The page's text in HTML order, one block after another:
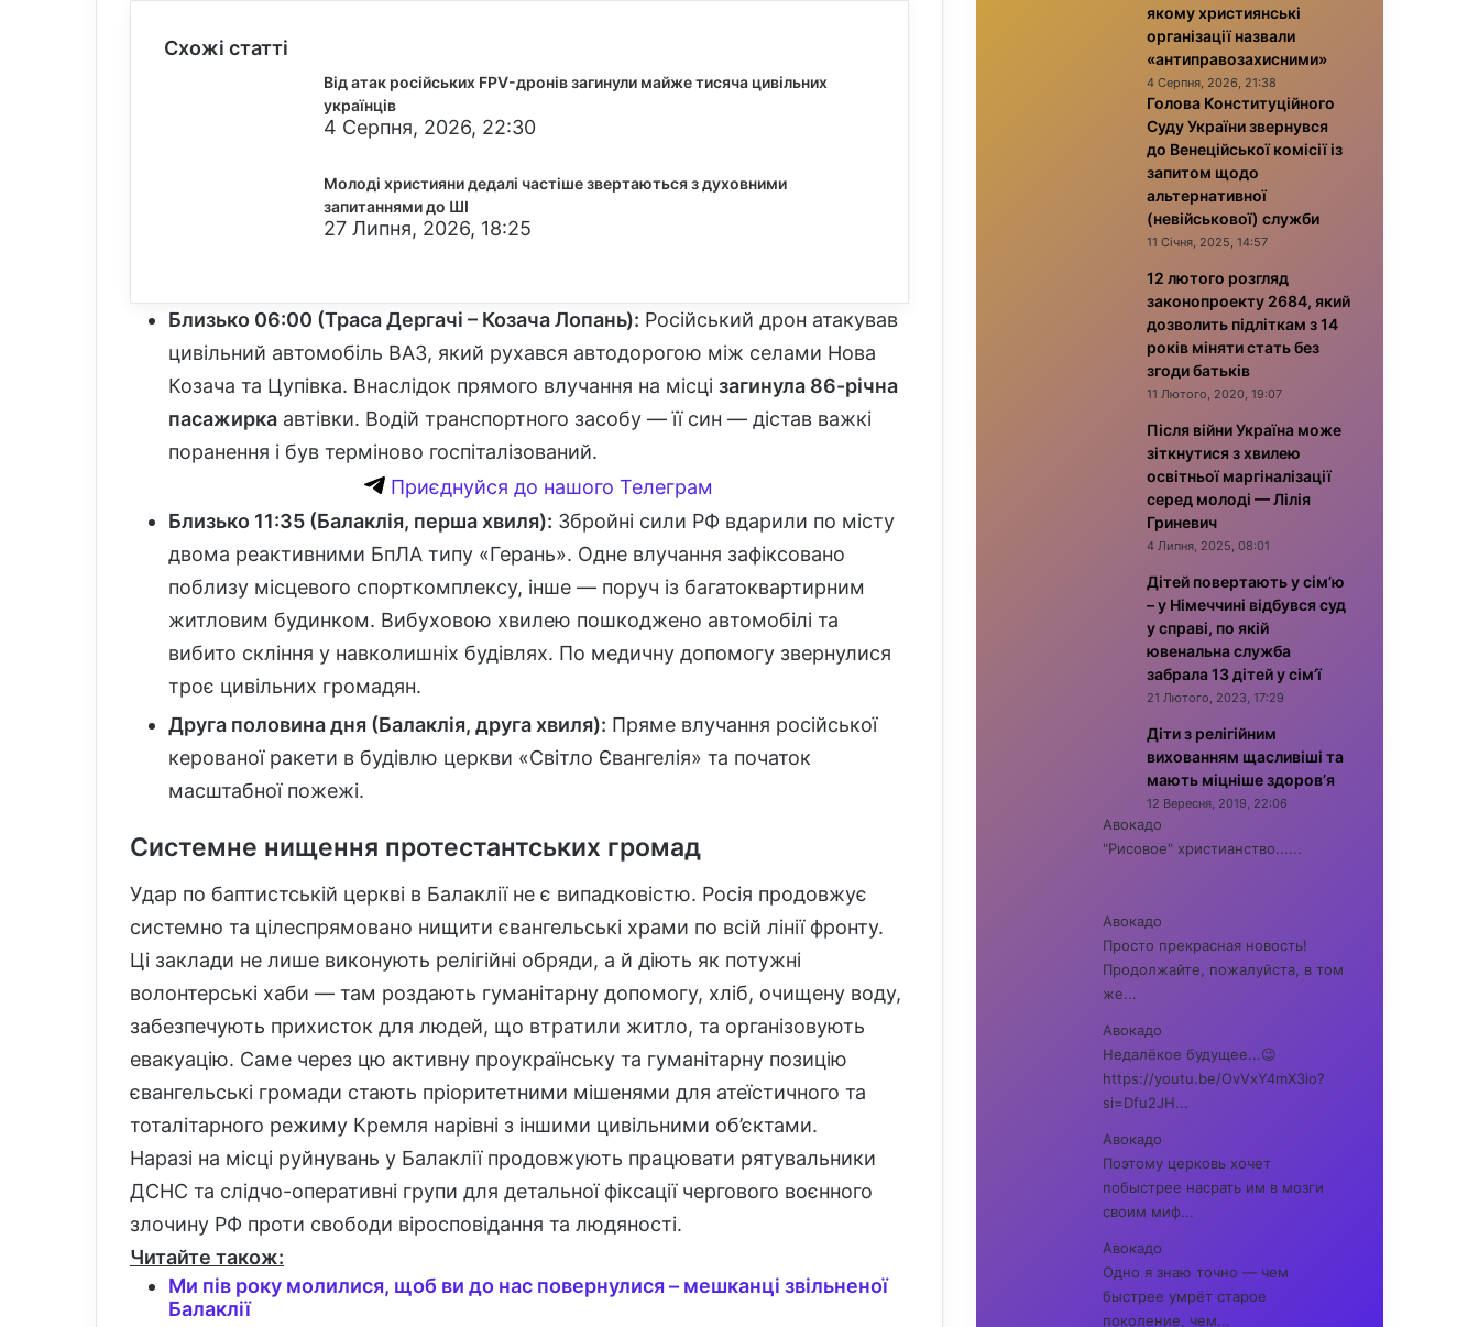
Схожі статті
Від атак російських FPV-дронів загинули майже тисяча цивільних
українців
4 Серпня, 2026, 22:30
Молоді християни дедалі частіше звертаються з духовними
запитаннями до ШІ
27 Липня, 2026, 18:25
Близько 06:00 (Траса Дергачі – Козача Лопань): Російський дрон атакував
цивільний автомобіль ВАЗ, який рухався автодорогою між селами Нова
Козача та Цупівка. Внаслідок прямого влучання на місці загинула 86-річна
пасажирка автівки. Водій транспортного засобу — її син — дістав важкі
поранення і був терміново госпіталізований.
Приєднуйся до нашого Телеграм
Близько 11:35 (Балаклія, перша хвиля): Збройні сили РФ вдарили по місту
двома реактивними БпЛА типу «Герань». Одне влучання зафіксовано
поблизу місцевого спорткомплексу, інше — поруч із багатоквартирним
житловим будинком. Вибуховою хвилею пошкоджено автомобілі та
вибито скління у навколишніх будівлях. По медичну допомогу звернулися
троє цивільних громадян.
Друга половина дня (Балаклія, друга хвиля): Пряме влучання російської
керованої ракети в будівлю церкви «Світло Євангелія» та початок
масштабної пожежі.
Системне нищення протестантських громад
Удар по баптистській церкві в Балаклії не є випадковістю. Росія продовжує
системно та цілеспрямовано нищити євангельські храми по всій лінії фронту.
Ці заклади не лише виконують релігійні обряди, а й діють як потужні
волонтерські хаби — там роздають гуманітарну допомогу, хліб, очищену воду,
забезпечують прихисток для людей, що втратили житло, та організовують
евакуацію. Саме через цю активну проукраїнську та гуманітарну позицію
євангельські громади стають пріоритетними мішенями для атеїстичного та
тоталітарного режиму Кремля нарівні з іншими цивільними об’єктами.
Наразі на місці руйнувань у Балаклії продовжують працювати рятувальники
ДСНС та слідчо-оперативні групи для детальної фіксації чергового воєнного
злочину РФ проти свободи віросповідання та людяності.
Читайте також:
Ми пів року молилися, щоб ви до нас повернулися – мешканці звільненої
Балаклії
якому християнські
організації назвали
«антиправозахисними»
4 Серпня, 2026, 21:38
Голова Конституційного
Суду України звернувся
до Венеційської комісії із
запитом щодо
альтернативної
(невійськової) служби
11 Січня, 2025, 14:57
12 лютого розгляд
законопроекту 2684, який
дозволить підліткам з 14
років міняти стать без
згоди батьків
11 Лютого, 2020, 19:07
Після війни Україна може
зіткнутися з хвилею
освітньої маргіналізації
серед молоді — Лілія
Гриневич
4 Липня, 2025, 08:01
Дітей повертають у сім’ю
– у Німеччині відбувся суд
у справі, по якій
ювенальна служба
забрала 13 дітей у сім’ї
21 Лютого, 2023, 17:29
Діти з релігійним
вихованням щасливіші та
мають міцніше здоров’я
12 Вересня, 2019, 22:06
Авокадо
"Рисовое" христианство......
Авокадо
Просто прекрасная новость!
Продолжайте, пожалуйста, в том
же...
Авокадо
Недалёкое будущее...😉
https://youtu.be/OvVxY4mX3io?
si=Dfu2JH...
Авокадо
Поэтому церковь хочет
побыстрее насрать им в мозги
своим миф...
Авокадо
Одно я знаю точно — чем
быстрее умрёт старое
поколение, чем...